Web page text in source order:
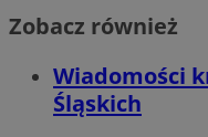
Zobacz również
Wiadomości
Śląskich